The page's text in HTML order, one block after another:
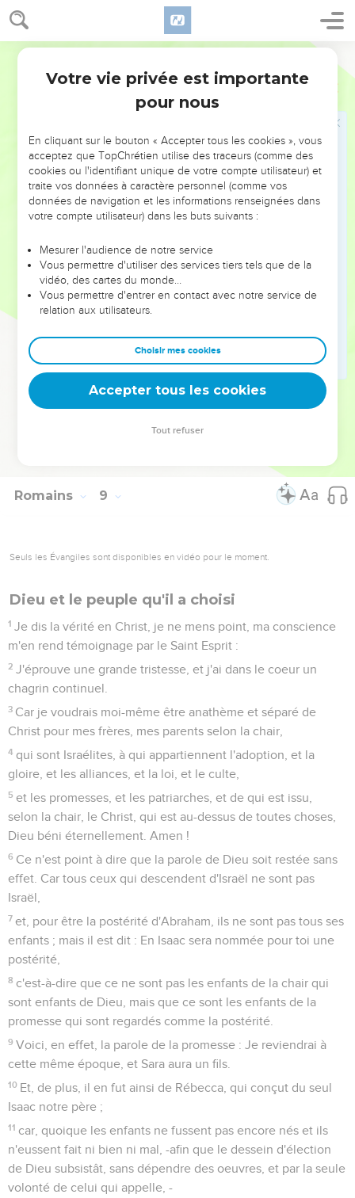
Romains 8
Que dirons-nous donc à l'égard de ces choses ? Si Dieu est
pour nous, qui sera contre nous ?
Lui, qui n'a point épargné son propre Fils, mais qui l'a livré
toutes choses avec lui ?
Qui accusera les élus de Dieu ? C'est Dieu qui justifie !
Qui les condamnera ? Christ est mort ; bien plus, il est
ressuscité, il est à la droite de Dieu, et il intercède pour
nous !
Qui nous séparera de l'amour de Christ ? Sera-ce la
tribulation, ou l'angoisse, ou la persécution, ou la faim, ou la
selon qu'il est écrit : C'est à cause de toi qu'on nous met à
mort tout le jour, Qu'on nous regarde comme des brebis
destinées à la boucherie.
37
vainqueurs par celui qui nous a aimés.
Car j'ai l'assurance que ni la mort ni la vie, ni les anges ni
les dominations, ni les choses présentes ni les choses à
venir,
ni les puissances, ni la hauteur, ni la profondeur, ni aucune
Romains 9
Seuls les Évangiles sont disponibles en vidéo pour le moment.
Dieu et le peuple qu'il a choisi
1 Je dis la vérité en Christ, je ne mens point, ma conscience
m'en rend témoignage par le Saint Esprit :
2 J'éprouve une grande tristesse, et j'ai dans le coeur un
chagrin continuel.
3 Car je voudrais moi-même être anathème et séparé de
Christ pour mes frères, mes parents selon la chair,
4 qui sont Israélites, à qui appartiennent l'adoption, et la
gloire, et les alliances, et la loi, et le culte,
5 et les promesses, et les patriarches, et de qui est issu,
selon la chair, le Christ, qui est au-dessus de toutes choses,
Dieu béni éternellement. Amen !
6 Ce n'est point à dire que la parole de Dieu soit restée sans
effet. Car tous ceux qui descendent d'Israël ne sont pas
Israël,
7 et, pour être la postérité d'Abraham, ils ne sont pas tous ses
enfants ; mais il est dit : En Isaac sera nommée pour toi une
postérité,
8 c'est-à-dire que ce ne sont pas les enfants de la chair qui
sont enfants de Dieu, mais que ce sont les enfants de la
promesse qui sont regardés comme la postérité.
9 Voici, en effet, la parole de la promesse : Je reviendrai à
cette même époque, et Sara aura un fils.
10 Et, de plus, il en fut ainsi de Rébecca, qui conçut du seul
Isaac notre père ;
11 car, quoique les enfants ne fussent pas encore nés et ils
n'eussent fait ni bien ni mal, -afin que le dessein d'élection
de Dieu subsistât, sans dépendre des oeuvres, et par la seule
volonté de celui qui appelle, -
Votre vie privée est importante
pour nous
En cliquant sur le bouton « Accepter tous les cookies », vous
acceptez que TopChrétien utilise des traceurs (comme des
cookies ou l'identifiant unique de votre compte utilisateur) et
traite vos données à caractère personnel (comme vos
données de navigation et les informations renseignées dans
votre compte utilisateur) dans les buts suivants :
Mesurer l'audience de notre service
Vous permettre d'utiliser des services tiers tels que de la
vidéo, des cartes du monde…
Vous permettre d'entrer en contact avec notre service de
relation aux utilisateurs.
Choisir mes cookies
Accepter tous les cookies
Tout refuser